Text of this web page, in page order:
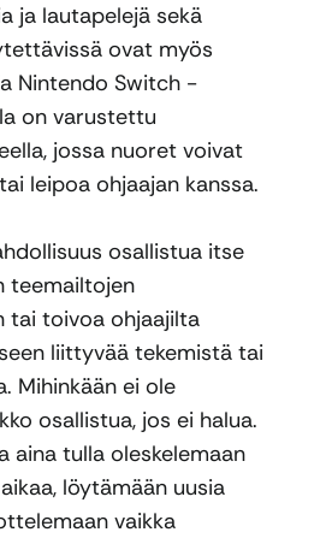
ja lautapelejä sekä
ovat myös
Nintendo Switch -
on varustettu
jossa nuoret voivat
leipoa ohjaajan kanssa.
osallistua itse
teemailtojen
tai toivoa ohjaajilta
liittyvää tekemistä tai
Mihinkään ei ole
osallistua, jos ei halua.
aina tulla oleskelemaan
löytämään uusia
vaikka